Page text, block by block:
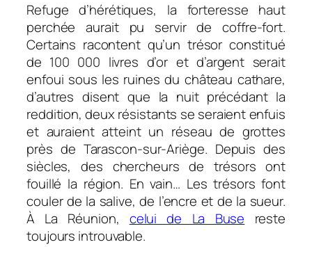
Refuge d’hérétiques, la forteresse haut
perchée aurait pu servir de coffre-fort.
Certains racontent qu’un trésor constitué
de 100 000 livres d’or et d’argent serait
enfoui sous les ruines du château cathare,
d’autres disent que la nuit précédant la
reddition, deux résistants se seraient enfuis
et auraient atteint un réseau de grottes
près de Tarascon-sur-Ariège. Depuis des
siècles, des chercheurs de trésors ont
fouillé la région. En vain… Les trésors font
couler de la salive, de l’encre et de la sueur.
À La Réunion, celui de La Buse reste
toujours introuvable.